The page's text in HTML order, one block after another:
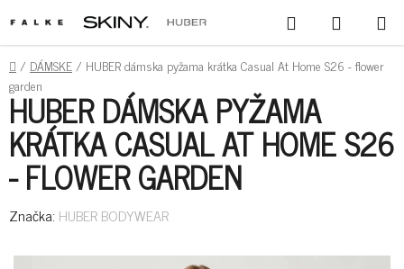
NA
OBSAH
HĽADAŤ
KOŠÍK
DOMOV
/ DÁMSKE/ HUBER dámska pyžama krátka Casual At Home S26 - flower
garden
HUBER DÁMSKA PYŽAMA
KRÁTKA CASUAL AT HOME S26
- FLOWER GARDEN
Značka: HUBER BODYWEAR